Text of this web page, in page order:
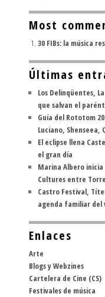
Most
30 FIBs: la música
Últimas
Los Delinqüentes,
que salvan el
Guía del Rototom
Luciano, Shenseea,
El eclipse llena
el gran día
Marina Albero
Cultures entre
Castro Festival,
agenda familiar del
Enlaces
Arte
Blogs y Webzines
Cartelera de Cine (CS)
Festivales de música